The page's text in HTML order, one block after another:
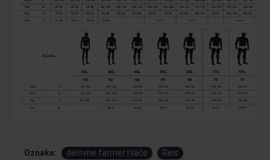
Oznake: delovne farmer hlače Reis